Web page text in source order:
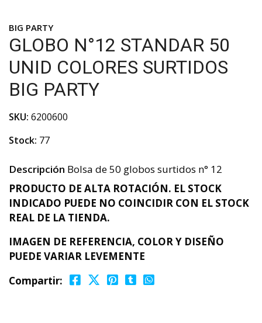
BIG PARTY
GLOBO N°12 STANDAR 50
UNID COLORES SURTIDOS
BIG PARTY
SKU: 6200600
Stock: 77
Descripción Bolsa de 50 globos surtidos n° 12
PRODUCTO DE ALTA ROTACIÓN. EL STOCK
INDICADO PUEDE NO COINCIDIR CON EL STOCK
REAL DE LA TIENDA.
IMAGEN DE REFERENCIA, COLOR Y DISEÑO
PUEDE VARIAR LEVEMENTE
Compartir: